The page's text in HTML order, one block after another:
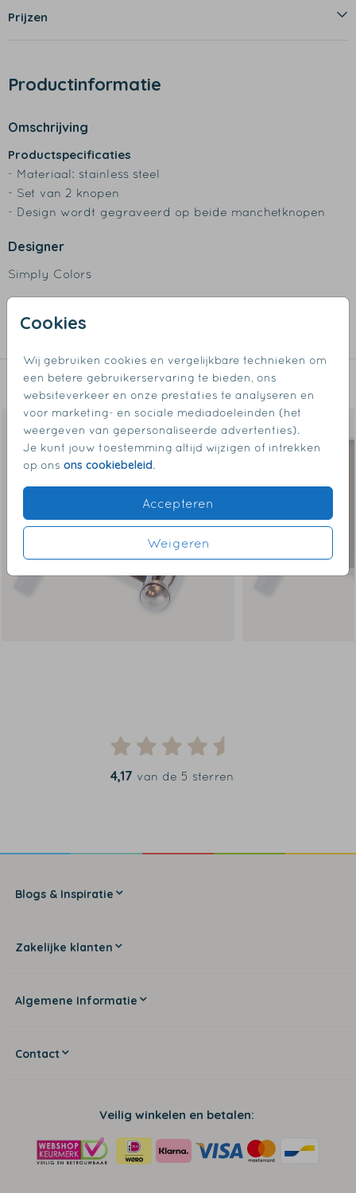
Cookies
Wij gebruiken cookies en vergelijkbare technieken om
een betere gebruikerservaring te bieden, ons
websiteverkeer en onze prestaties te analyseren en
voor marketing- en sociale mediadoeleinden (het
weergeven van gepersonaliseerde advertenties).
Je kunt jouw toestemming altijd wijzigen of intrekken
op ons ons cookiebeleid.
Accepteren
Weigeren
Prijzen
Productinformatie
Omschrijving
Productspecificaties
- Materiaal: stainless steel
- Set van 2 knopen
- Design wordt gegraveerd op beide manchetknopen
Designer
Simply Colors
Dit vind je misschien ook leuk
4,17 van de 5 sterren
Blogs & Inspiratie
Zakelijke klanten
Algemene Informatie
Contact
Veilig winkelen en betalen: